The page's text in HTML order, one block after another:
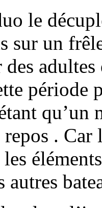
le
sur un
période
qu’un
.
les
autres